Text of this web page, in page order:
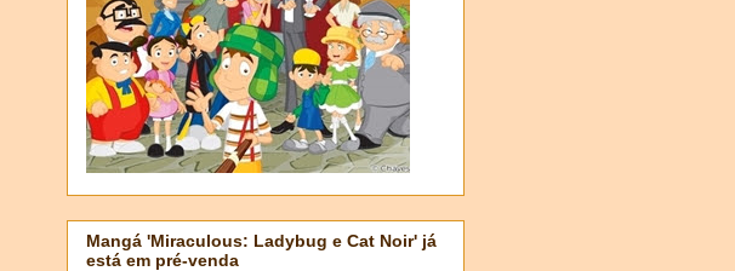
Mangá 'Miraculous: Ladybug e Cat Noir' já
está em pré-venda